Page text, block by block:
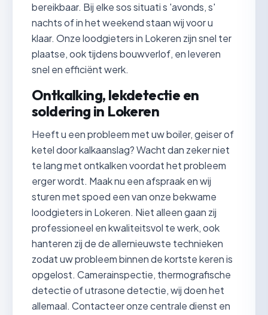
bereikbaar. Bij elke sos situati s 'avonds, s'
nachts of in het weekend staan wij voor u
klaar. Onze loodgieters in Lokeren zijn snel ter
plaatse, ook tijdens bouwverlof, en leveren
snel en efficiënt werk.
Ontkalking, lekdetectie en
soldering in Lokeren
Heeft u een probleem met uw boiler, geiser of
ketel door kalkaanslag? Wacht dan zeker niet
te lang met ontkalken voordat het probleem
erger wordt. Maak nu een afspraak en wij
sturen met spoed een van onze bekwame
loodgieters in Lokeren. Niet alleen gaan zij
professioneel en kwaliteitsvol te werk, ook
hanteren zij de de allernieuwste technieken
zodat uw probleem binnen de kortste keren is
opgelost. Camerainspectie, thermografische
detectie of utrasone detectie, wij doen het
allemaal. Contacteer onze centrale dienst en